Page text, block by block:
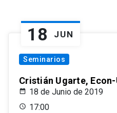
18 JUN
Seminarios
Cristián Ugarte,
18 de Junio de 2019
17:00